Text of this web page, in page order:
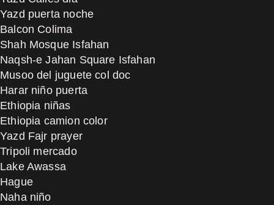
Yazd puerta noche
Balcon Colima
Shah Mosque Isfahan
Naqsh-e Jahan Square Isfahan
Musoo del juguete col doc
Harar niño puerta
Ethiopia niñas
Ethiopia camion color
Yazd Fajr prayer
Tripoli mercado
Lake Awassa
Hague
Naha niño